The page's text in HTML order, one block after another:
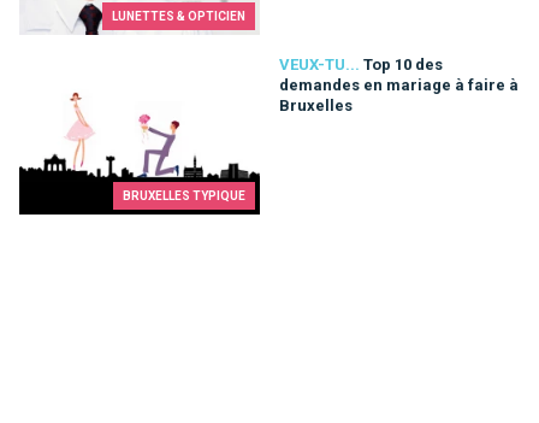
LUNETTES & OPTICIEN
BRUXELLES TYPIQUE
VEUX-TU... Top 10 des
demandes en mariage à faire à
Bruxelles
Top 10 des demandes en mariage à faire à Bruxelles